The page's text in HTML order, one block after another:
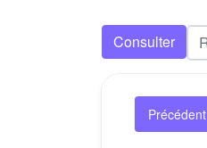
Consulter
Précédent